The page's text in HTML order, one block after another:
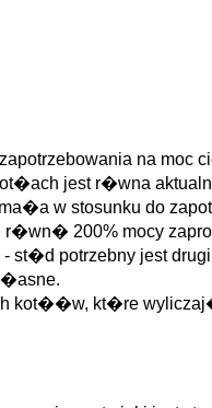
na moc
jest r�wna
w stosunku do
200% mocy
potrzebny jest drugi
kot��w, kt�re